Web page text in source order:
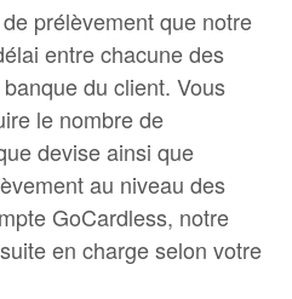
prélèvement que notre
entre chacune des
du client. Vous
le nombre de
devise ainsi que
au niveau des
GoCardless, notre
en charge selon votre